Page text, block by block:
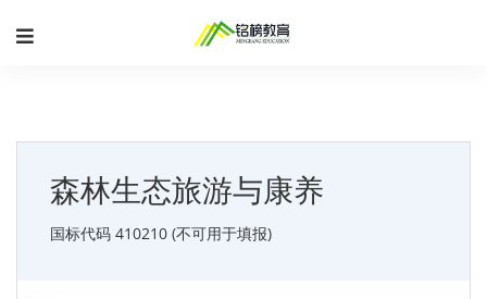
森林生态旅游与康养
国标代码 410210 (不可用于填报)